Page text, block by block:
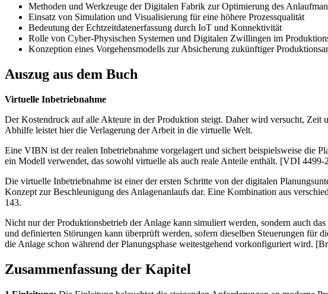
Methoden und Werkzeuge der Digitalen Fabrik zur Optimierung des
Einsatz von Simulation und Visualisierung für eine höhere Prozessqualität
Bedeutung der Echtzeitdatenerfassung durch IoT und Konnektivität
Rolle von Cyber-Physischen Systemen und Digitalen Zwillingen im
Konzeption eines Vorgehensmodells zur Absicherung zukünftiger
Auszug aus dem Buch
Virtuelle Inbetriebnahme
Der Kostendruck auf alle Akteure in der Produktion steigt. Daher wird versucht, Zeit
Abhilfe leistet hier die Verlagerung der Arbeit in die virtuelle Welt.
Eine VIBN ist der realen Inbetriebnahme vorgelagert und sichert beispielsweise die
ein Modell verwendet, das sowohl virtuelle als auch reale Anteile enthält. [VDI 4499-
Die virtuelle Inbetriebnahme ist einer der ersten Schritte von der digitalen
Konzept zur Beschleunigung des Anlagenanlaufs dar. Eine Kombination aus
143.
Nicht nur der Produktionsbetrieb der Anlage kann simuliert werden, sondern auch
und definierten Störungen kann überprüft werden, sofern dieselben Steuerungen für
die Anlage schon während der Planungsphase weitestgehend vorkonfiguriert wird.
Zusammenfassung der Kapitel